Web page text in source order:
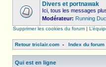
Divers et portnawak
Ici, tous les messages
Modérateur: Running
Supprimer les cookies du forum |
Retour triclair.com - Index du forum
Qui est en ligne